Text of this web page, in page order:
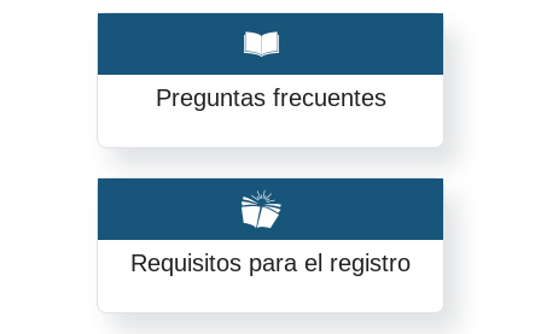
Preguntas frecuentes
Requisitos para el registro